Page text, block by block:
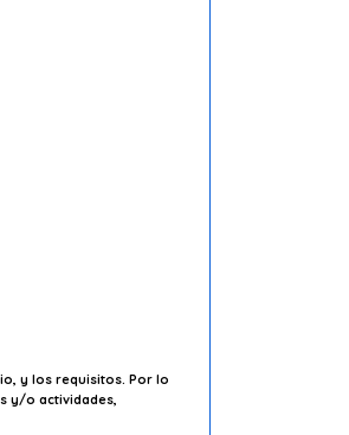
y los requisitos. Por lo
y/o actividades,